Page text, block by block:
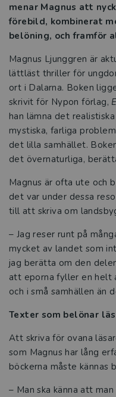
menar Magnus att
förebild, kombinerat
belöning, och
Magnus Ljunggren är
lättläst thriller för
ort i Dalarna. Boken
skrivit för Nypon förlag,
han lämna det
mystiska, farliga
det lilla samhället.
det övernaturliga,
Magnus är ofta ute och
det var under dessa
till att skriva om
– Jag reser runt på
mycket av landet som
jag berätta om den
att eporna fyller en helt
och i små samhällen än
Texter som belönar
Att skriva för ovana
som Magnus har lång
böckerna måste kännas
– Man ska känna att